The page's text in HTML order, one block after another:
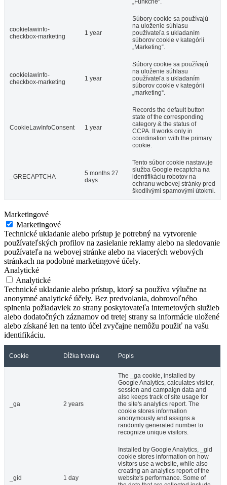
„Funkčné“.
cookielawinfo-
checkbox-marketing
1 year
Súbory cookie sa používajú
na uloženie súhlasu
používateľa s ukladaním
súborov cookie v kategórii
„Marketing“.
cookielawinfo-
checkbox-marketing
1 year
Súbory cookie sa používajú
na uloženie súhlasu
používateľa s ukladaním
súborov cookie v kategórii
„marketing“.
CookieLawInfoConsent 1 year
Records the default button
state of the corresponding
category & the status of
CCPA. It works only in
coordination with the primary
cookie.
_GRECAPTCHA
5 months 27
days
Tento súbor cookie nastavuje
služba Google recaptcha na
identifikáciu robotov na
ochranu webovej stránky pred
škodlivými spamovými útokmi.
Marketingové
Marketingové
Technické ukladanie alebo prístup je potrebný na vytvorenie
používateľských profilov na zasielanie reklamy alebo na sledovanie
používateľa na webovej stránke alebo na viacerých webových
stránkach na podobné marketingové účely.
Analytické
Analytické
Technické ukladanie alebo prístup, ktorý sa používa výlučne na
anonymné analytické účely. Bez predvolania, dobrovoľného
splnenia požiadaviek zo strany poskytovateľa internetových služieb
alebo dodatočných záznamov od tretej strany sa informácie uložené
alebo získané len na tento účel zvyčajne nemôžu použiť na vašu
identifikáciu.
Cookie Dĺžka trvania Popis
_ga 2 years
The _ga cookie, installed by
Google Analytics, calculates visitor,
session and campaign data and
also keeps track of site usage for
the site's analytics report. The
cookie stores information
anonymously and assigns a
randomly generated number to
recognize unique visitors.
_gid 1 day
Installed by Google Analytics, _gid
cookie stores information on how
visitors use a website, while also
creating an analytics report of the
website's performance. Some of